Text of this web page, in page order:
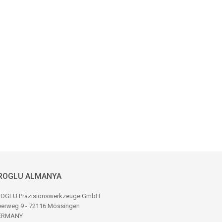
ALMANYA
Präzisionswerkzeuge GmbH
9 - 72116 Mössingen